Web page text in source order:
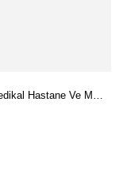
Lacivert Medikal Hastane Ve Mutfak Çift Taban Sandalet Terlik